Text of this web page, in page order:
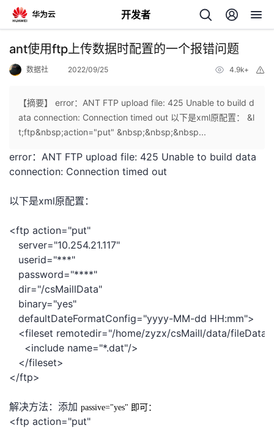
开发者
返
人
主
页
我
的
开
发
者
我
的
博
客
我
的
论
我
的
我
ant使用ftp上传数据时配置的一个报错问题
数据社 2022/09/25 4.9k+
【摘要】 error：ANT FTP upload file: 425 Unable to build d
ata connection: Connection timed out 以下是xml原配置： &l
t;ftp&nbsp;action="put" &nbsp;&nbsp;&nbsp...
error： ANT FTP upload file: 425 Unable to build data
connection: Connection timed out
以下是xml原配置：
<ftp action="put"
server="10.254.21.117"
userid="***"
password="****"
dir="/csMaillData"
binary="yes"
defaultDateFormatConfig="yyyy-MM-dd HH:mm">
<fileset remotedir="/home/zyzx/csMaill/data/fileData/
<include name="*.dat"/>
</fileset>
</ftp>
解决方法：添加 passive="yes" 即可：
<ftp action="put"